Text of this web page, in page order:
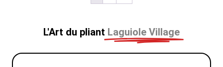
L'Art du pliant Laguiole Village